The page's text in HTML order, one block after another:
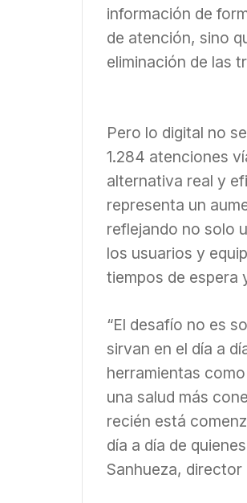
información de
de atención, sino
eliminación de las
Pero lo digital no
1.284 atenciones
alternativa real y
representa un
reflejando no solo
los usuarios y
tiempos de espera
“El desafío no es
sirvan en el día a
herramientas
una salud más
recién está
día a día de
Sanhueza,